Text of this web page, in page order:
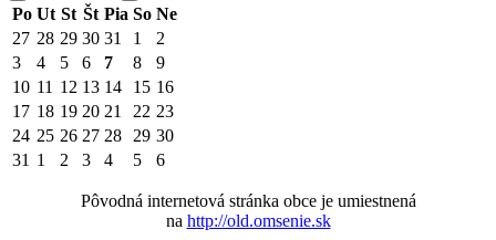
Po Ut St Št Pia So Ne
27 28 29 30 31 1
2
3
4 5 6 7 8
9
10 11 12 13 14 15 16
17 18 19 20 21 22 23
24 25 26 27 28 29 30
31 1 2 3 4 5 6
Pôvodná internetová stránka obce je umiestnená
na http://old.omsenie.sk